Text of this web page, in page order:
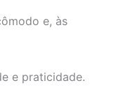
e, às
e praticidade.